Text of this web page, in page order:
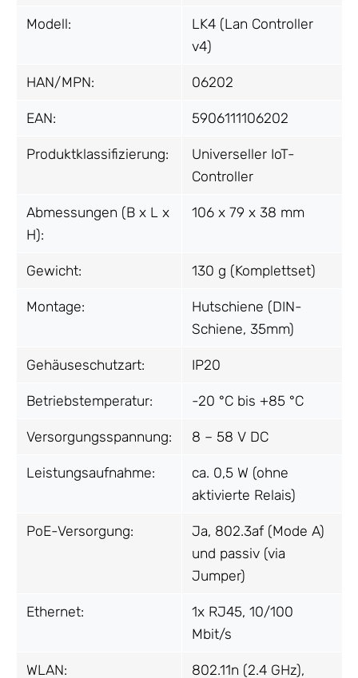
Modell:
LK4 (Lan Controller
v4)
HAN/MPN: 06202
EAN: 5906111106202
Produktklassifizierung:
Universeller IoT-
Controller
Abmessungen (B x L x
H):
106 x 79 x 38 mm
Gewicht: 130 g (Komplettset)
Montage:
Hutschiene (DIN-
Schiene, 35mm)
Gehäuseschutzart: IP20
Betriebstemperatur: -20 °C bis +85 °C
Versorgungsspannung: 8 – 58 V DC
Leistungsaufnahme:
ca. 0,5 W (ohne
aktivierte Relais)
PoE-Versorgung:
Ja, 802.3af (Mode A)
und passiv (via
Jumper)
Ethernet:
1x RJ45, 10/100
Mbit/s
WLAN:
802.11n (2.4 GHz),